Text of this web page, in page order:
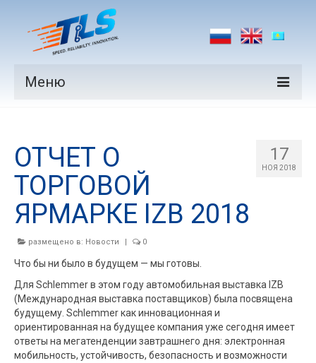
Меню
Производители
Рынки
Новости
17
НОЯ 2018
ОТЧЕТ О
ТОРГОВОЙ
ЯРМАРКЕ IZB 2018
размещено в: Новости | 0
Что бы ни было в будущем — мы готовы.
Для Schlemmer в этом году автомобильная выставка IZB
(Международная выставка поставщиков) была посвящена
будущему. Schlemmer как инновационная и
ориентированная на будущее компания уже сегодня имеет
ответы на мегатенденции завтрашнего дня: электронная
мобильность, устойчивость, безопасность и возможности